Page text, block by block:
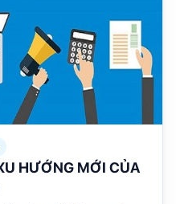
HƯỚNG MỚI CỦA